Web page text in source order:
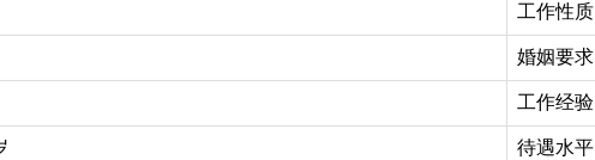
工作性质
婚姻要求
工作经验
待遇水平